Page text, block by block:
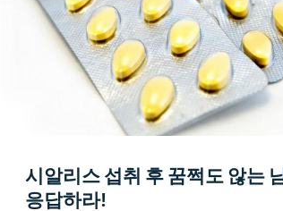
시알리스 섭취 후 꿈쩍도 않는
응답하라!